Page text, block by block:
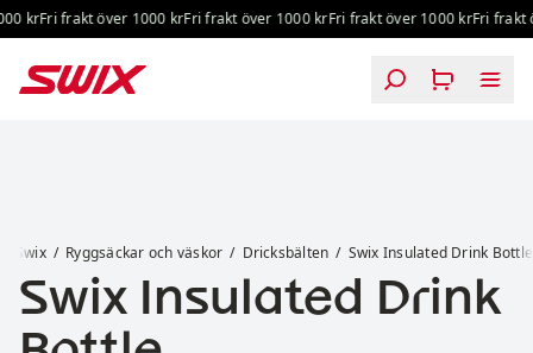
Hoppa till innehåll
krFri frakt över 1000 krFri frakt över 1000 krFri frakt över 1000 krFri frakt
Swix Ryggsäckar och väskor Dricksbälten Swix Insulated Drink Bottle
Swix Insulated Drink